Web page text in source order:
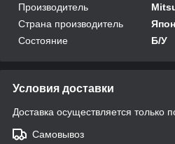
Производитель
Страна производитель
Состояние
Б/У
Условия доставки
Доставка осуществляется только
Самовывоз